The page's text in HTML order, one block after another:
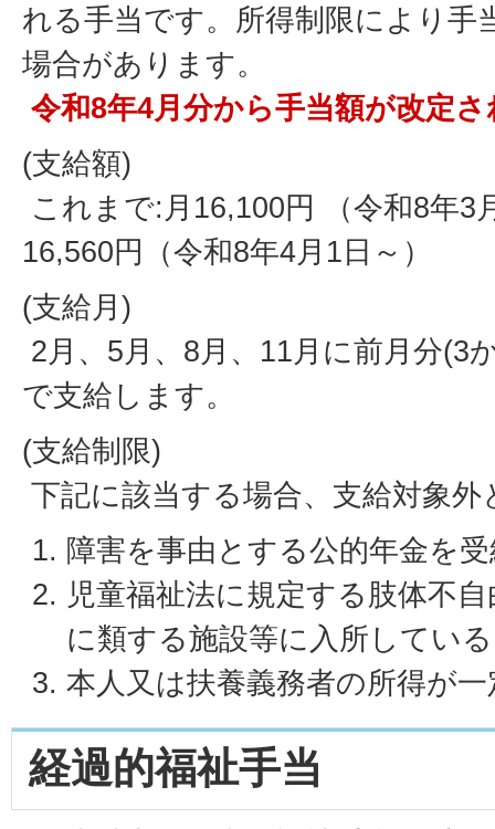
れる手当です。所得制限により手
場合があります。
令和8年4月分から手当額が改定
(支給額)
これまで:月16,100円 （令和8年
16,560円（令和8年4月1日～）
(支給月)
2月、5月、8月、11月に前月分(3
で支給します。
(支給制限)
下記に該当する場合、支給対象
障害を事由とする公的年金を
児童福祉法に規定する肢体不
に類する施設等に入所してい
本人又は扶養義務者の所得が
経過的福祉手当